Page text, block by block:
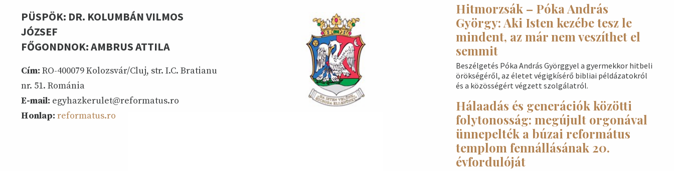
PÜSPÖK: DR. KOLUMBÁN VILMOS
JÓZSEF
FŐGONDNOK: AMBRUS ATTILA
Cím: RO-400079 Kolozsvár/Cluj, str. I.C. Bratianu
nr. 51. Románia
E-mail: egyhazkerulet@reformatus.ro
Honlap: reformatus.ro
Hitmorzsák – Póka András
György: Aki Isten kezébe tesz le
mindent, az már nem veszíthet el
semmit
Beszélgetés Póka András Györggyel a gyermekkor hitbeli
örökségéről, az életet végigkísérő bibliai példázatokról
és a közösségért végzett szolgálatról.
Hálaadás és generációk közötti
folytonosság: megújult orgonával
ünnepelték a búzai református
templom fennállásának 20.
évfordulóját